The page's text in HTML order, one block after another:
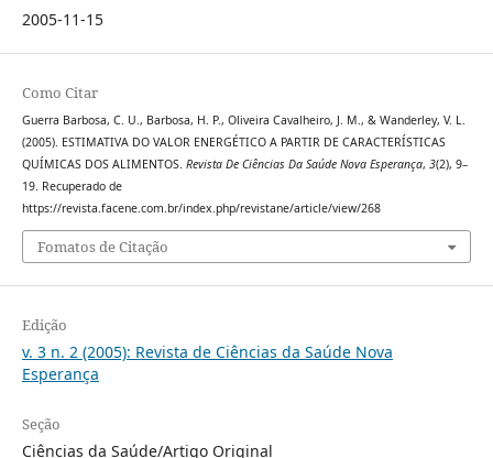
2005-11-15
Como Citar
Guerra Barbosa, C. U., Barbosa, H. P., Oliveira Cavalheiro, J. M., & Wanderley, V. L.
(2005). ESTIMATIVA DO VALOR ENERGÉTICO A PARTIR DE CARACTERÍSTICAS
QUÍMICAS DOS ALIMENTOS. Revista De Ciências Da Saúde Nova Esperança, 3(2), 9–
19. Recuperado de
https://revista.facene.com.br/index.php/revistane/article/view/268
Fomatos de Citação
Edição
v. 3 n. 2 (2005): Revista de Ciências da Saúde Nova
Esperança
Seção
Ciências da Saúde/Artigo Original